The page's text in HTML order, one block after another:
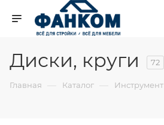
Диски, круги 72
Главная — Каталог — Инструмент